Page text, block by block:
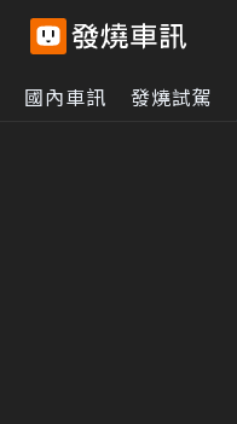
國內車訊 發燒試駕